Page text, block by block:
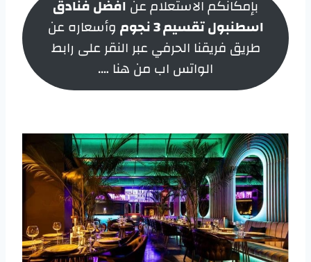
بإمكانكم الاستعلام عن افضل فنادق
اسطنبول تقسيم 3 نجوم
وأسعاره عن
طريق فريقنا الحرفي عبر النقر على رابط
الواتس اب من هنا ….